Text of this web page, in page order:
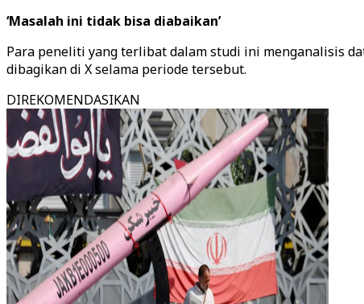
‘Masalah ini tidak bisa diabaikan’
Para peneliti yang terlibat dalam studi ini menganalisis
dibagikan di X selama periode tersebut.
DIREKOMENDASIKAN